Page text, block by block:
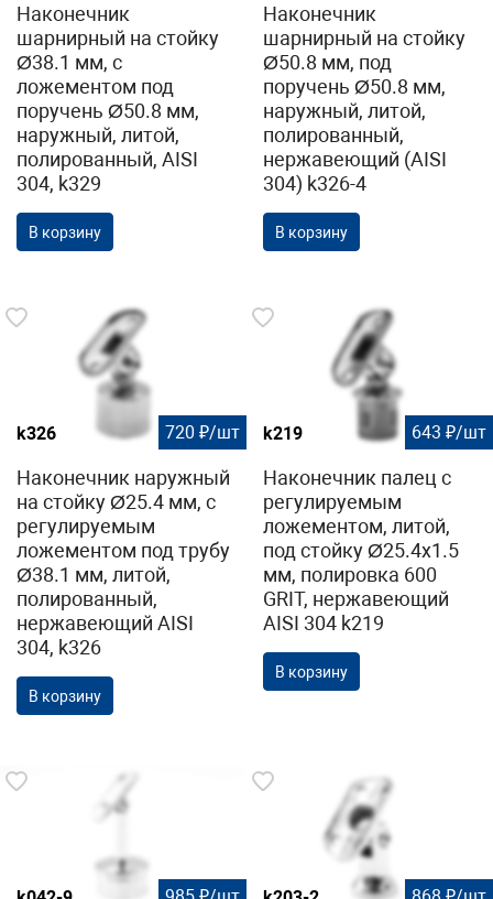
Наконечник
шарнирный на стойку
Ø38.1 мм, с
ложементом под
поручень Ø50.8 мм,
наружный, литой,
полированный, AISI
304, k329
В корзину
Наконечник
шарнирный на стойку
Ø50.8 мм, под
поручень Ø50.8 мм,
наружный, литой,
полированный,
нержавеющий (AISI
304) k326-4
В корзину
k326 720 ₽/шт
Наконечник наружный
на стойку Ø25.4 мм, с
регулируемым
ложементом под трубу
Ø38.1 мм, литой,
полированный,
нержавеющий AISI
304, k326
В корзину
k219 643 ₽/шт
Наконечник палец с
регулируемым
ложементом, литой,
под стойку Ø25.4х1.5
мм, полировка 600
GRIT, нержавеющий
AISI 304 k219
В корзину